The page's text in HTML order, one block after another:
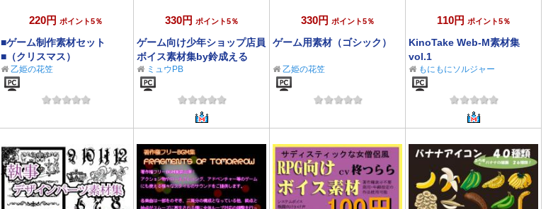
220円 ポイント5％
■ゲーム制作素材セット
■（クリスマス）
乙姫の花笠
330円 ポイント5％
ゲーム向け少年ショップ店員
ボイス素材集by鈴成える
ミュウPB
330円 ポイント5％
ゲーム用素材（ゴシック）
乙姫の花笠
110円 ポイント5％
KinoTake Web-M素材集
vol.1
もにもにソルジャー